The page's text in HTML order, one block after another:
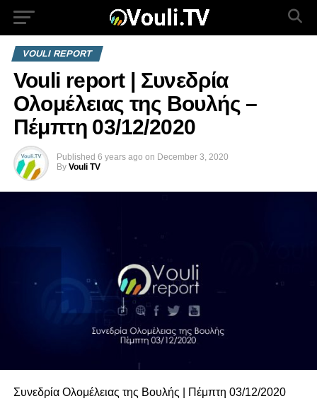
VOULI REPORT
Vouli report | Συνεδρία
Ολομέλειας της Βουλής –
Πέμπτη 03/12/2020
Published 6 years ago on December 3, 2020
By Vouli TV
Συνεδρία Ολομέλειας της Βουλής | Πέμπτη 03/12/2020